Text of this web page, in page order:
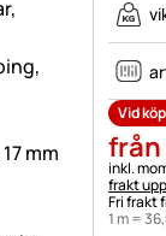
mm
Vid
från
inkl.
frakt
Fri frakt
1 m =36,